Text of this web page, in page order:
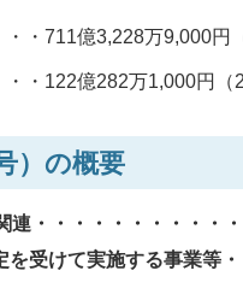
・711億3,228万9,000円
・122億282万1,000円（
）の概要
連・・・・・・・・・・
を受けて実施する事業等